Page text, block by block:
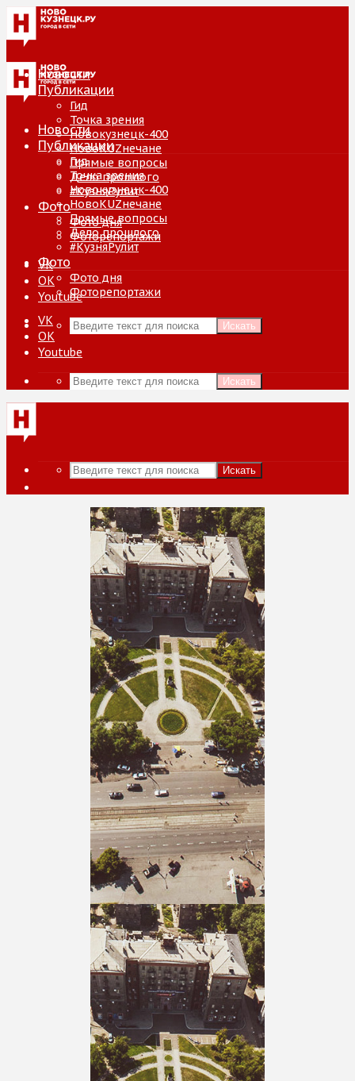
Новости
Публикации
Гид
Точка зрения
Новокузнецк-400
НовоKUZнечане
Прямые вопросы
Дело прошлого
#КузняРулит
Фото
Фото дня
Фоторепортажи
VK
ОК
Youtube
Искать
Новости
Публикации
Гид
Точка зрения
Новокузнецк-400
НовоKUZнечане
Прямые вопросы
Дело прошлого
#КузняРулит
Фото
Фото дня
Фоторепортажи
VK
ОК
Youtube
Искать
Искать